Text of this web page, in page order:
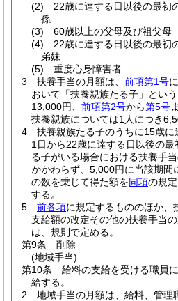
(2)
22歳に達する日以後の最初
孫
(3)
60歳以上の父母及び祖父母
(4)
22歳に達する日以後の最初
弟妹
(5)
重度心身障害者
3
扶養手当の月額は、 前項第1号
おいて「扶養親族たる子」とい
13,000円、 前項第2号から第5号
扶養親族については1人につき
4
扶養親族たる子のうちに15歳に
1日から22歳に達する日以後の
る子がいる場合における扶養手当
かかわらず、5,000円に当該期間
の数を乗じて得た額を同項の規
する。
5
前各項に規定するもののほか、
支給額の改定その他の扶養手当
は、規則で定める。
第9条
削除
(地域手当)
第10条
給料の支給を受ける職員
給する。
2
地域手当の月額は、給料、管理